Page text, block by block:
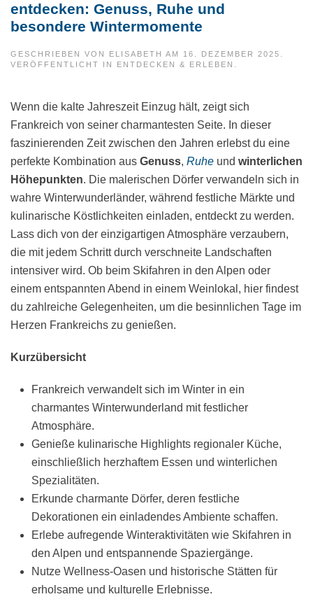
entdecken: Genuss, Ruhe und
besondere Wintermomente
GESCHRIEBEN VON ELISABETH AM 16. DEZEMBER 2025
VERÖFFENTLICHT IN ENTDECKEN & ERLEBEN
Wenn die kalte Jahreszeit Einzug hält, zeigt sich
Frankreich von seiner charmantesten Seite. In dieser
faszinierenden Zeit zwischen den Jahren erlebst du eine
perfekte Kombination aus Genuss, Ruhe und winterlichen
Höhepunkten. Die malerischen Dörfer verwandeln sich in
wahre Winterwunderländer, während festliche Märkte und
kulinarische Köstlichkeiten einladen, entdeckt zu werden.
Lass dich von der einzigartigen Atmosphäre verzaubern,
die mit jedem Schritt durch verschneite Landschaften
intensiver wird. Ob beim Skifahren in den Alpen oder
einem entspannten Abend in einem Weinlokal, hier findest
du zahlreiche Gelegenheiten, um die besinnlichen Tage im
Herzen Frankreichs zu genießen.
Kurzübersicht
Frankreich verwandelt sich im Winter in ein
charmantes Winterwunderland mit festlicher
Atmosphäre.
Genieße kulinarische Highlights regionaler Küche,
einschließlich herzhaftem Essen und winterlichen
Spezialitäten.
Erkunde charmante Dörfer, deren festliche
Dekorationen ein einladendes Ambiente schaffen.
Erlebe aufregende Winteraktivitäten wie Skifahren in
den Alpen und entspannende Spaziergänge.
Nutze Wellness-Oasen und historische Stätten für
erholsame und kulturelle Erlebnisse.